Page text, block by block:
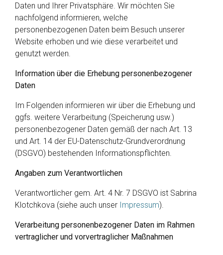
Daten und Ihrer Privatsphäre. Wir möchten Sie
nachfolgend informieren, welche
personenbezogenen Daten beim Besuch unserer
Website erhoben und wie diese verarbeitet und
genutzt werden.
Information über die Erhebung personenbezogener
Daten
Im Folgenden informieren wir über die Erhebung und
ggfs. weitere Verarbeitung (Speicherung usw.)
personenbezogener Daten gemäß der nach Art. 13
und Art. 14 der EU-Datenschutz-Grundverordnung
(DSGVO) bestehenden Informationspflichten.
Angaben zum Verantwortlichen
Verantwortlicher gem. Art. 4 Nr. 7 DSGVO ist Sabrina
Klotchkova (siehe auch unser Impressum).
Verarbeitung personenbezogener Daten im Rahmen
vertraglicher und vorvertraglicher Maßnahmen